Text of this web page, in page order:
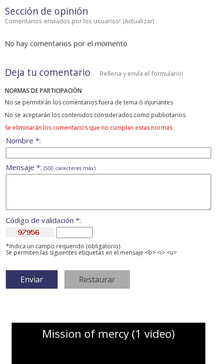
Sección de opinión
Comentarios enviados por los usuarios! (Actualizar)
No hay comentarios por el momento
Deja tu comentario Rellena y envía el formulario!
NORMAS DE PARTICIPACIÓN
No se permitirán los comentarios fuera de tema ó injuriantes
No se aceptarán los contenidos considerados como publicitarios
Se eliminarán los comentarios que no cumplan estas normas
Nombre *:
Mensaje *: (500 caracteres máx)
Código de validación *:
*Indica un campo requerido (obligatorio)
Se permiten las siguientes etiquetas en el mensaje <b> <i> <u>
Mission of mercy (1 vídeo)